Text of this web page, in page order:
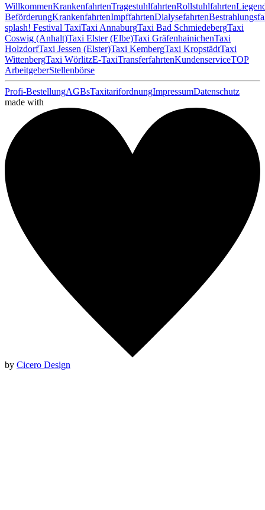
WillkommenKrankenfahrtenTragestuhlfahrtenRollstuhlfahrten
BeförderungKrankenfahrtenImpffahrtenDialysefahrten
splash! Festival TaxiTaxi AnnaburgTaxi Bad SchmiedebergTaxi
Coswig (Anhalt)Taxi Elster (Elbe)Taxi GräfenhainichenTaxi
HolzdorfTaxi Jessen (Elster)Taxi KembergTaxi KropstädtTaxi
WittenbergTaxi WörlitzE-TaxiTransferfahrtenKundenserviceTOP
ArbeitgeberStellenbörse
Profi-BestellungAGBsTaxitarifordnungImpressumDatenschutz
made with
by Cicero Design